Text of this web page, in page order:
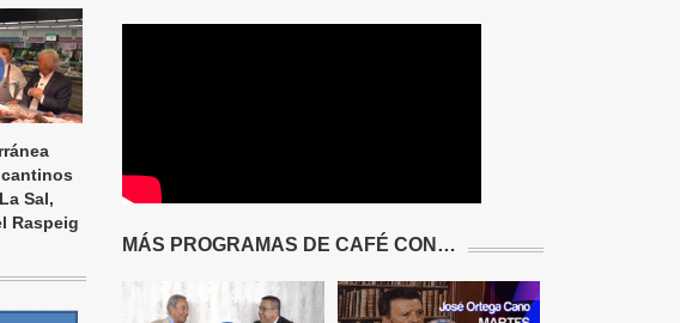
Sal,
Raspeig
MÁS PROGRAMAS DE CAFÉ CON…